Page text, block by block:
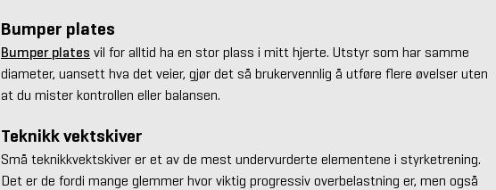
Bumper plates
Bumper plates vil for alltid ha en stor plass i mitt hjerte. Utstyr som har samme
diameter, uansett hva det veier, gjør det så brukervennlig å utføre flere øvelser uten
at du mister kontrollen eller balansen.
Teknikk vektskiver
Små teknikkvektskiver er et av de mest undervurderte elementene i styrketrening.
Det er de fordi mange glemmer hvor viktig progressiv overbelastning er, men også